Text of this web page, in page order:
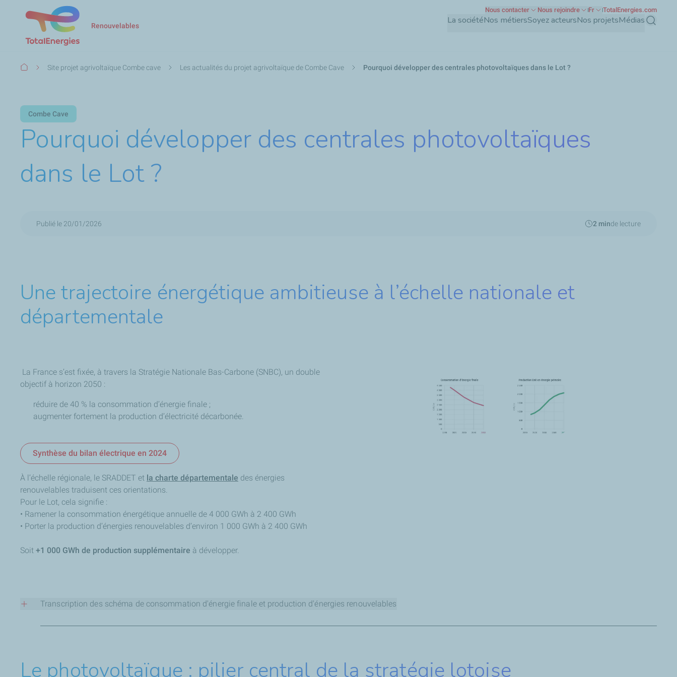
Renouvelables La sociétéNos métiersSoyez acteursNos projetsMédias
Nous contacter Nous rejoindre Fr TotalEnergies.com
Fil
Site projet agrivoltaïque Combe cave Les actualités du projet agrivoltaïque de Combe Cave Pourquoi développer des centrales photovoltaïques dans le Lot ?
Combe Cave
Pourquoi développer des centrales photovoltaïques
dans le Lot ?
Publié le 20/01/2026 2 minde lecture
Une trajectoire énergétique ambitieuse à l’échelle nationale et
départementale
La France s’est fixée, à travers la Stratégie Nationale Bas-Carbone (SNBC), un double
objectif à horizon 2050 :
réduire de 40 % la consommation d’énergie finale ;
augmenter fortement la production d’électricité décarbonée.
Synthèse du bilan électrique en 2024
À l’échelle régionale, le SRADDET et la charte départementale des énergies
renouvelables traduisent ces orientations.
Pour le Lot, cela signifie :
• Ramener la consommation énergétique annuelle de 4 000 GWh à 2 400 GWh
• Porter la production d’énergies renouvelables d’environ 1 000 GWh à 2 400 GWh
Soit +1 000 GWh de production supplémentaire à développer.
Transcription des schéma de consommation d'énergie finale et production d'énergies renouvelables
1. Graphique de gauche : Consommation d'énergie finale (Courbe rouge)
Tendance : La courbe descend de façon constante.
Le photovoltaïque : pilier central de la stratégie lotoise